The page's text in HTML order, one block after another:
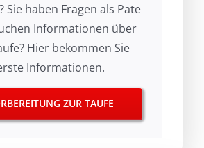
Sie haben Fragen als Pate
Informationen über
Hier bekommen Sie
Informationen.
ZUR TAUFE